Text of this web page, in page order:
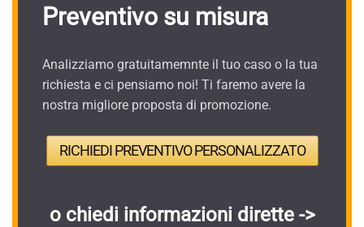
Preventivo su misura
Analizziamo gratuitamemnte il tuo caso o la tua
richiesta e ci pensiamo noi! Ti faremo avere la
nostra migliore proposta di promozione.
RICHIEDI PREVENTIVO PERSONALIZZATO
o chiedi informazioni dirette ->